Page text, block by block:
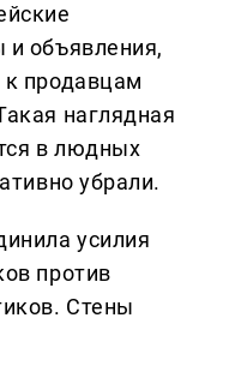
объявления,
продавцам
наглядная
в людных
убрали.
усилия
против
Стены